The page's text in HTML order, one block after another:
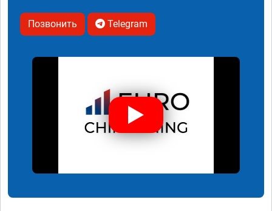
Позвонить Telegram